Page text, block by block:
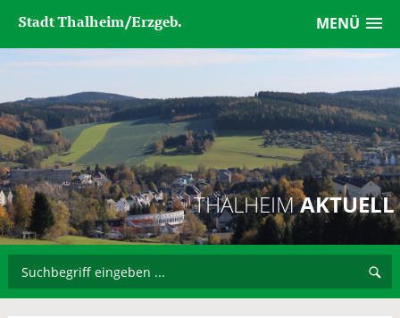
MENÜ
Stadt Thalheim/Erzgeb.
THALHEIMAKTUELL